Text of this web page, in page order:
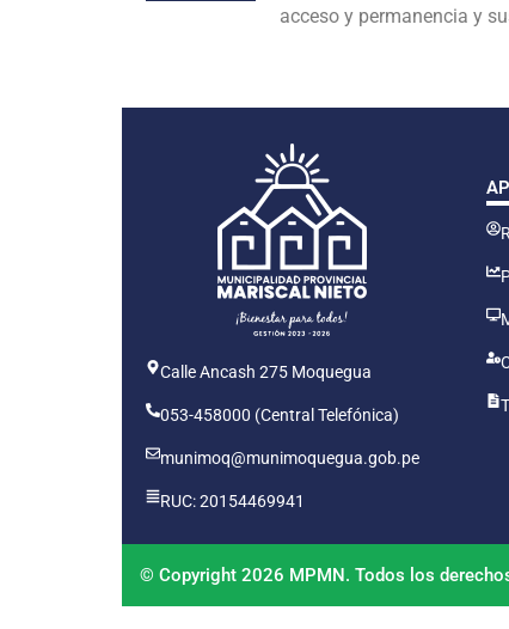
acceso y permanencia y
Calle Ancash 275 Moquegua
053-458000 (Central Telefónica)
munimoq@munimoquegua.gob.pe
RUC: 20154469941
© Copyright 2026 MPMN. Todos los